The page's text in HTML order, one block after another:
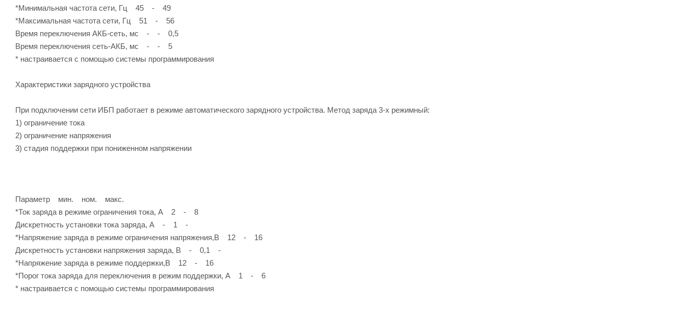
*Минимальная частота сети, Гц 45 - 49
*Максимальная частота сети, Гц 51 - 56
Время переключения АКБ-сеть, мс - - 0,5
Время переключения сеть-АКБ, мс - - 5
* настраивается с помощью системы программирования
Характеристики зарядного устройства
При подключении сети ИБП работает в режиме автоматического зарядного устройства. Метод заряда 3-х режимный:
1) ограничение тока
2) ограничение напряжения
3) стадия поддержки при пониженном напряжении
Параметр мин. ном. макс.
*Ток заряда в режиме ограничения тока, А 2 - 8
Дискретность установки тока заряда, А - 1 -
*Напряжение заряда в режиме ограничения напряжения,В 12 - 16
Дискретность установки напряжения заряда, В - 0,1 -
*Напряжение заряда в режиме поддержки,В 12 - 16
*Порог тока заряда для переключения в режим поддержки, А 1 - 6
* настраивается с помощью системы программирования